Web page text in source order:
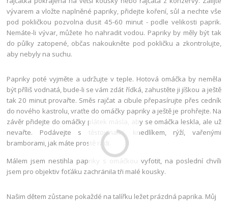
vývarem a vložte naplněné papriky, přidejte koření, sůl a nechte vše
pod pokličkou pozvolna dusit 45-60 minut - podle velikosti paprik.
Nemáte-li vývar, můžete ho nahradit vodou. Papriky by měly být tak
do půlky zatopené, občas nakoukněte pod pokličku a zkontrolujte,
aby nebyly na suchu.
Papriky poté vyjměte a udržujte v teple. Hotová omáčka by neměla
být příliš vodnatá, bude-li se vám zdát řídká, zahustěte ji jíškou a ještě
tak 20 minut provařte. Směs rajčat a cibule přepasírujte přes cedník
do nového kastrolu, vraťte do omáčky papriky a ještě je prohřejte. Na
závěr přidejte do omáčky plátek másla, aby se omáčka leskla, ale už
nevařte. Podávejte s těstovinami, knedlíkem, rýží, vařenými
bramborami, jak máte prostě rádi.
Málem jsem nestihla papriky s omáčkou vyfotit, na poslední chvíli
jsem pro objektiv foťáku zachránila tři malé kousky.
Našim dětem zůstane pokaždé na talířku ležet prázdná paprika. Můj